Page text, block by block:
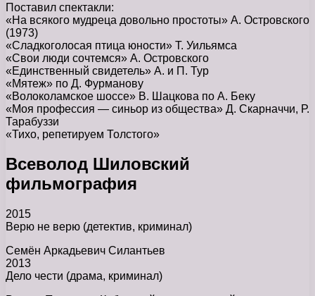
Поставил спектакли:
«На всякого мудреца довольно простоты» А. Островского
(1973)
«Сладкоголосая птица юности» Т. Уильямса
«Свои люди сочтемся» А. Островского
«Единственный свидетель» А. и П. Тур
«Мятеж» по Д. Фурманову
«Волоколамское шоссе» В. Шацкова по А. Беку
«Моя профессия — синьор из общества» Д. Скарначчи, Р.
Тарабуззи
«Тихо, репетируем Толстого»
Всеволод Шиловский
фильмография
2015
Верю не верю (детектив, криминал)
Семён Аркадьевич Силантьев
2013
Дело чести (драма, криминал)